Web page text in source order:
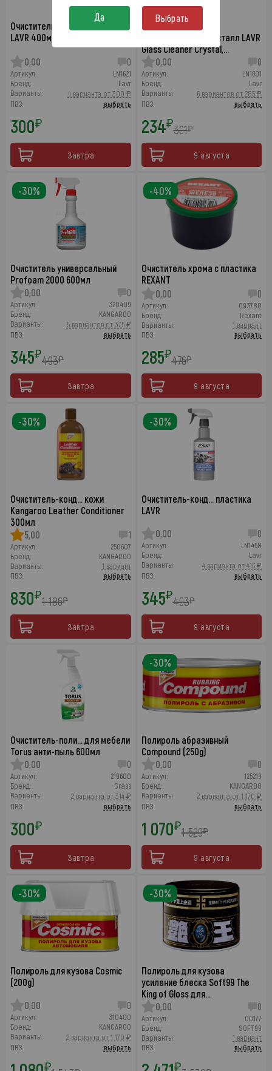
Очиститель стекол Пенный
LAVR 400мл
0,00 0
Артикул:
LN1621
Бренд:
Lavr
Варианты:
4 варианта от 300 ₽
ПВЗ:
выбрать
300₽
Завтра
Очиститель стекол
универсальный Кристалл LAVR
Glass Cleaner Crystal,…
0,00
0
Артикул:
LN1601
Бренд:
Lavr
Варианты:
6 вариантов от 285 ₽
ПВЗ:
выбрать
234₽391₽
9 августа
Очиститель универсальный
Profoam 2000 600мл
0,00
0
Артикул:
320409
Бренд:
KANGAROO
Варианты:
5 вариантов от 375 ₽
ПВЗ:
выбрать
345₽493₽
Завтра
-30%
Очиститель хрома с пластика
REXANT
0,00
0
Артикул:
093780
Бренд:
Rexant
Варианты:
1 вариант
ПВЗ:
выбрать
285₽476₽
9 августа
-40%
Очиститель-конд… кожи
Kangaroo Leather Conditioner
300мл
5,00
1
Артикул:
250607
Бренд:
KANGAROO
Варианты:
1 вариант
ПВЗ:
выбрать
830₽1 186₽
Завтра
-30%
Очиститель-конд… пластика
LAVR
0,00
0
Артикул:
LN1458
Бренд:
Lavr
Варианты:
4 варианта от 416 ₽
ПВЗ:
выбрать
345₽493₽
9 августа
-30%
Очиститель-поли… для мебели
Torus анти-пыль 600мл
0,00
0
Артикул:
219600
Бренд:
Grass
Варианты:
2 варианта от 314 ₽
ПВЗ:
выбрать
300₽
Завтра
Полироль абразивный
Compound (250g)
0,00
0
Артикул:
125219
Бренд:
KANGAROO
Варианты:
2 варианта от 1 170 ₽
ПВЗ:
выбрать
1 070₽1 529₽
9 августа
-30%
Полироль для кузова Cosmic
(200g)
0,00
0
Артикул:
310400
Бренд:
KANGAROO
Варианты:
2 варианта от 1 170 ₽
ПВЗ:
выбрать
₽
-30%
Полироль для кузова
усиление блеска Soft99 The
King of Gloss для…
0,00
0
Артикул:
00177
Бренд:
SOFT99
Варианты:
1 вариант
ПВЗ:
выбрать
₽
-30%
Да Выбрать